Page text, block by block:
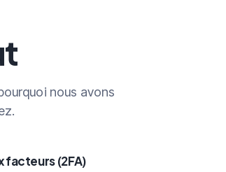
nous avons
facteurs (2FA)